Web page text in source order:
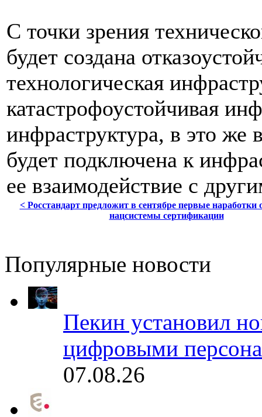
С точки зрения
будет создана
технологическая
катастрофоустойчивая
инфраструктура, в это же
будет подключена к
ее взаимодействие с
< Росстандарт предложит в сентябре первые наработки
нацсистемы сертификации
Популярные новости
Пекин установил
цифровыми
07.08.26